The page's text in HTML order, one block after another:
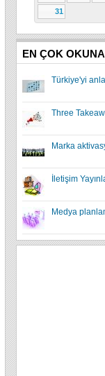
31
EN ÇOK
Türkiye'yi
Three
Marka
İletişim
Medya